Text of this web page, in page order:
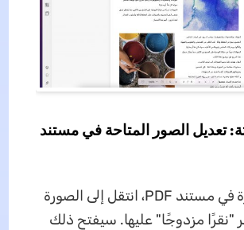
تعديل الصور المتاحة في مستند
لتعديل الصورة في مستند PDF، انتقل إلى الصورة
"نقرًا مزدوجًا" عليها. سيفتح ذلك